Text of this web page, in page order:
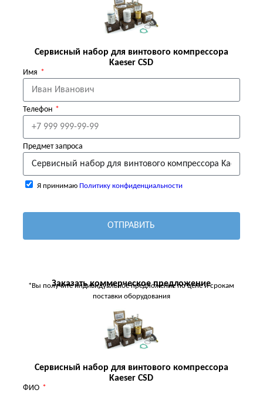
Сервисный набор для винтового компрессора
Kaeser CSD
Имя
Телефон
Предмет запроса
Я принимаю Политику конфиденциальности
ОТПРАВИТЬ
Заказать коммерческое предложение
*Вы получите индивидуальное предложение по цене и срокам
поставки оборудования
Сервисный набор для винтового компрессора
Kaeser CSD
ФИО